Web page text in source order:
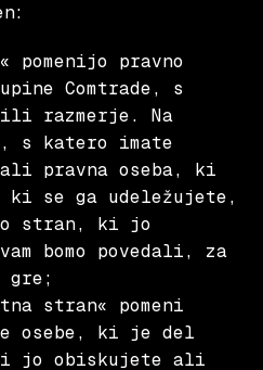
pomenijo pravno
Comtrade, s
razmerje. Na
s katero imate
pravna oseba, ki
ki se ga udeležujete,
stran, ki jo
bomo povedali, za
gre;
stran« pomeni
osebe, ki je del
ki jo obiskujete ali